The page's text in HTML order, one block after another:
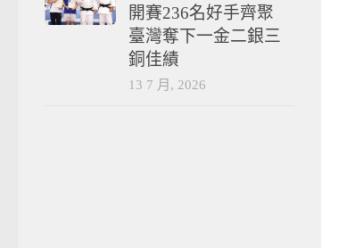
開賽236名好手齊聚
臺灣奪下一金二銀三
銅佳績
13 7 月, 2026